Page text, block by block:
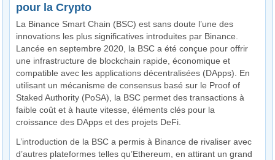
pour la Crypto
La Binance Smart Chain (BSC) est sans doute l’une des
innovations les plus significatives introduites par Binance.
Lancée en septembre 2020, la BSC a été conçue pour offrir
une infrastructure de blockchain rapide, économique et
compatible avec les applications décentralisées (DApps). En
utilisant un mécanisme de consensus basé sur le Proof of
Staked Authority (PoSA), la BSC permet des transactions à
faible coût et à haute vitesse, éléments clés pour la
croissance des DApps et des projets DeFi.
L’introduction de la BSC a permis à Binance de rivaliser avec
d’autres plateformes telles qu’Ethereum, en attirant un grand